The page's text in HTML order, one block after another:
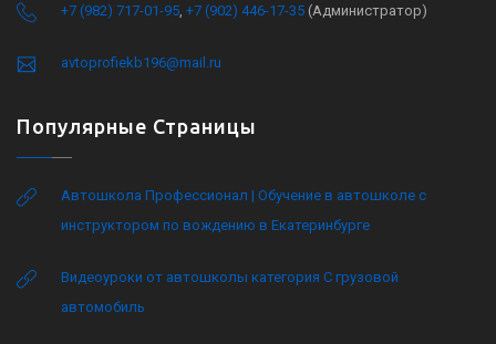
+7 (982) 717-01-95 +7 (902) 446-17-35 (Администратор)
avtoprofiekb196@mail.ru
Популярные Страницы
Автошкола Профессионал | Обучение в автошколе с
инструктором по вождению в Екатеринбурге
Видеоуроки от автошколы категория C грузовой
автомобиль